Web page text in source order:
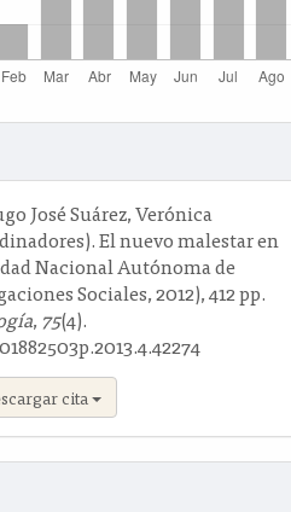
José Suárez, Verónica
El nuevo malestar en
Nacional Autónoma de
Sociales, 2012), 412 pp.
, 75(4).
cita